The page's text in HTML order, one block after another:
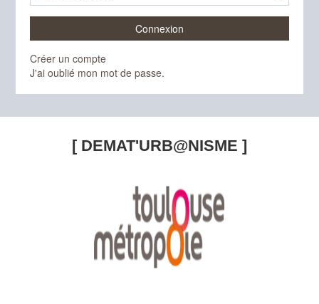
Connexion
Créer un compte
J'ai oublié mon mot de passe.
[ DEMAT'URB@NISME ]